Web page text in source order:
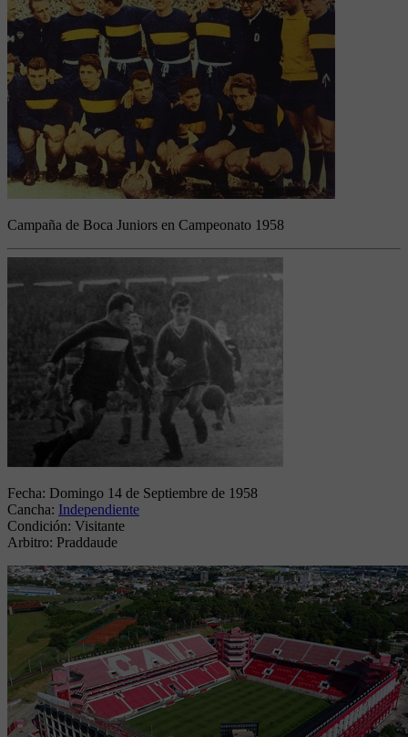
Campaña de Boca Juniors en Campeonato 1958
Fecha: Domingo 14 de Septiembre de 1958
Cancha: Independiente
Condición: Visitante
Arbitro: Praddaude